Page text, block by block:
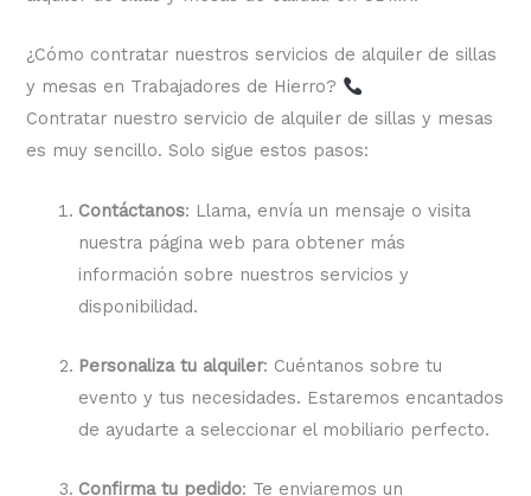
¿Cómo contratar nuestros servicios de alquiler de sillas
y mesas en Trabajadores de Hierro?
Contratar nuestro servicio de alquiler de sillas y mesas
es muy sencillo. Solo sigue estos pasos:
Contáctanos: Llama, envía un mensaje o visita
nuestra página web para obtener más
información sobre nuestros servicios y
disponibilidad.
Personaliza tu alquiler: Cuéntanos sobre tu
evento y tus necesidades. Estaremos encantados
de ayudarte a seleccionar el mobiliario perfecto.
Confirma tu pedido: Te enviaremos un